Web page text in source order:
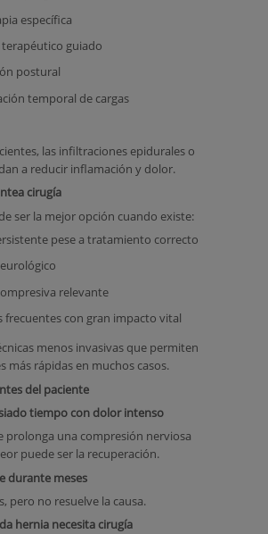
específica
terapéutico guiado
postural
temporal de cargas
las infiltraciones epidurales o
a reducir inflamación y dolor.
cirugía
ser la mejor opción cuando existe:
pese a tratamiento correcto
relevante
frecuentes con gran impacto vital
menos invasivas que permiten
más rápidas en muchos casos.
del paciente
tiempo con dolor intenso
prolonga una compresión nerviosa
puede ser la recuperación.
durante meses
pero no resuelve la causa.
hernia necesita cirugía